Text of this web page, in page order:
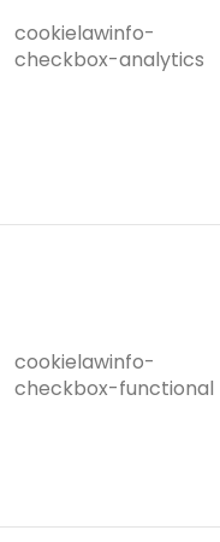
cookielawinfo-
checkbox-analytics
cookielawinfo-
checkbox-functional